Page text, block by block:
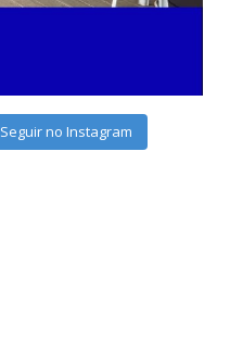
Seguir no Instagram